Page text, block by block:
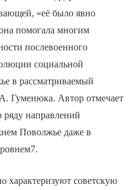
«её было явно
помогала многим
послевоенного
социальной
в рассматриваемый
Гуменюка. Автор отмечает
ряду направлений
Поволжье даже в
характеризуют советскую